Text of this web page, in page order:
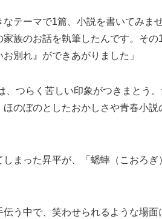
なテーマで1篇、小説を書いてみま
族のお話を執筆したんです。その
別れ』ができあがりました」
、つらく苦しい印象がつきまとう
のぼのとしたおかしさや青春小説
まった昇平が、「蟋蟀（こおろぎ
伝う中で、笑わせられるような場面